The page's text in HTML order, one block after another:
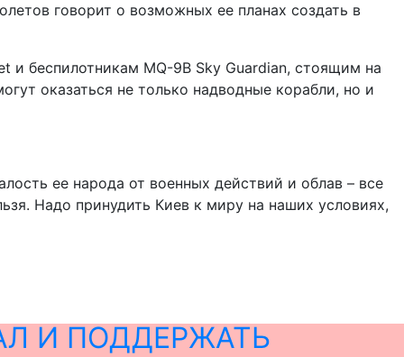
говорит о возможных ее планах создать в
и беспилотникам MQ-9B Sky Guardian, стоящим на
оказаться не только надводные корабли, но и
ее народа от военных действий и облав – все
Надо принудить Киев к миру на наших условиях,
И ПОДДЕРЖАТЬ